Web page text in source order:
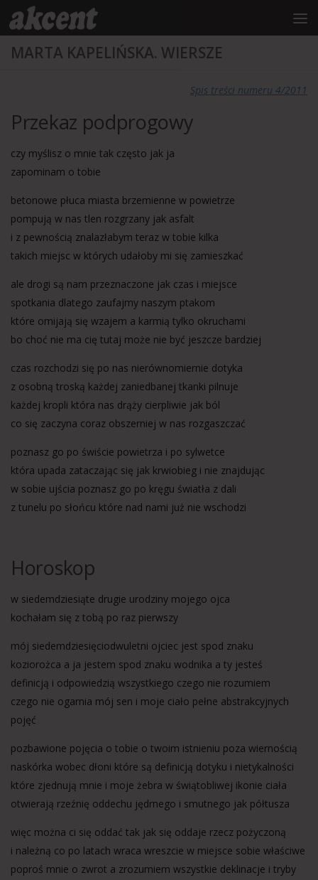
treści
Przejdź do treści
MARTA KAPELIŃSKA. WIERSZE
Spis treści numeru 4/2011
Przekaz podprogowy
czy myślisz o mnie tak często jak ja
zapominam o tobie
betonowe płuca miasta brzemienne w powietrze
pompują w nas tlen rozgrzany jak asfalt
i z pewnością znalazłabym teraz w tobie kilka
takich miejsc w których udałoby mi się zamieszkać
ale drogi są nam przeznaczone jak czas i miejsce
spotkania dlatego zaufajmy naszym ptakom
które omijają się wzajem a karmią tylko okruchami
bo choć nie ma cię tutaj może nie być jeszcze bardziej
czas rozchodzi się po nas nierównomiernie dotyka
z osobną troską każdej zaniedbanej tkanki pilnuje
każdej kropli która nas drąży cierpliwie jak ból
co się zaczyna coraz obszerniej w nas rozgaszczać
poznasz go po świście powietrza i po sylwetce
która upada zataczając się jak krwiobieg i nie znajdując
w sobie ujścia poznasz go po kręgu światła z dali
z tunelu po słońcu które nad nami już nie wschodzi
Horoskop
w siedemdziesiąte drugie urodziny mojego ojca
kochałam się z tobą po raz pierwszy
mój siedemdziesięciodwuletni ojciec jest spod znaku
koziorożca a ja jestem spod znaku wodnika a ty jesteś
definicją i odpowiedzią wszystkiego czego nie rozumiem
czego nie ogarnia mój sen i moje ciało pełne abstrakcyjnych
pojęć
pozbawione pojęcia o tobie o twoim istnieniu poza wiernością
naskórka wobec dłoni które są definicją dotyku i nietykalności
które zjednują mnie i moje żebra w świątobliwej ikonie ciała
otwierają rzeźnię oddechu jędrnego i smutnego jak półtusza
więc można ci się oddać tak jak się oddaje rzecz pożyczoną
i należną co po latach wraca wreszcie w miejsce sobie właściwe
poproś mnie o zwrot a zrozumiem wszystkie deklinacje i tryby